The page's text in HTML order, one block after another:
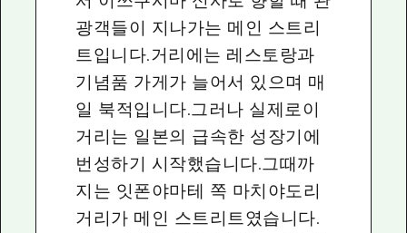
광객들이 지나가는 메인 스트리
트입니다.거리에는 레스토랑과
기념품 가게가 늘어서 있으며 매
일 북적입니다.그러나 실제로이
거리는 일본의 급속한 성장기에
번성하기 시작했습니다.그때까
지는 잇폰야마테 쪽 마치야도리
거리가 메인 스트리트였습니다.